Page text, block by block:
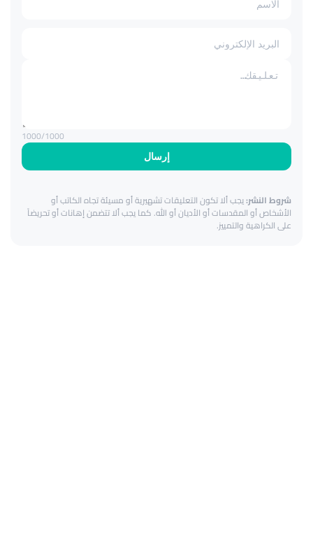
إرسال
1000/1000
شروط النشر:يجب ألا تكون التعليقات تشهيرية أو مسيئة تجاه الكاتب أو
الأشخاص أو المقدسات أو الأديان أو الله. كما يجب ألا تتضمن إهانات أو تحريضاً
على الكراهية والتمييز.